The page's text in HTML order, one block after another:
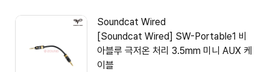
Soundcat Wired
[Soundcat Wired] SW-Portable1 비
아블루 극저온 처리 3.5mm 미니 AUX 케
이블